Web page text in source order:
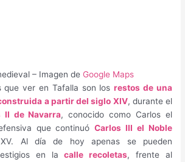
– Imagen de Google Maps
que ver en Tafalla son losrestos de una
a partir del siglo XIV, durante el
II de Navarra, conocido como Carlos el
que continuóCarlos III el Noble
Al día de hoy apenas se pueden
en lacalle recoletas, frente al